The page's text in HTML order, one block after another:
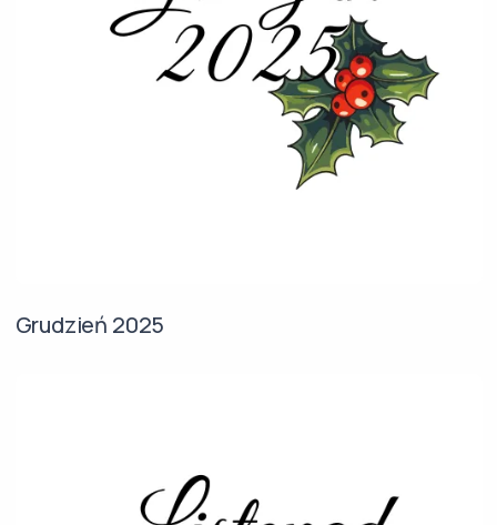
Grudzień 2025